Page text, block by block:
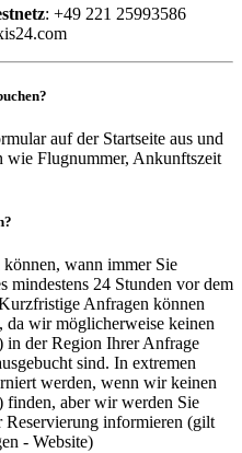
: +49 221 25993586
auf der Startseite aus und
wie Flugnummer, Ankunftszeit
wann immer Sie
mindestens 24 Stunden vor dem
Anfragen können
wir möglicherweise keinen
in der Region Ihrer Anfrage
sind. In extremen
werden, wenn wir keinen
finden, aber wir werden Sie
Reservierung informieren (gilt
- Website)